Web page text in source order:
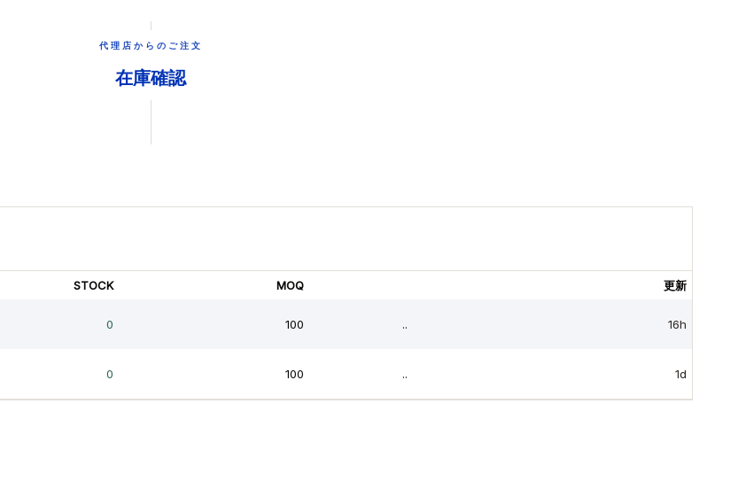
代理店からのご注文
在庫確認